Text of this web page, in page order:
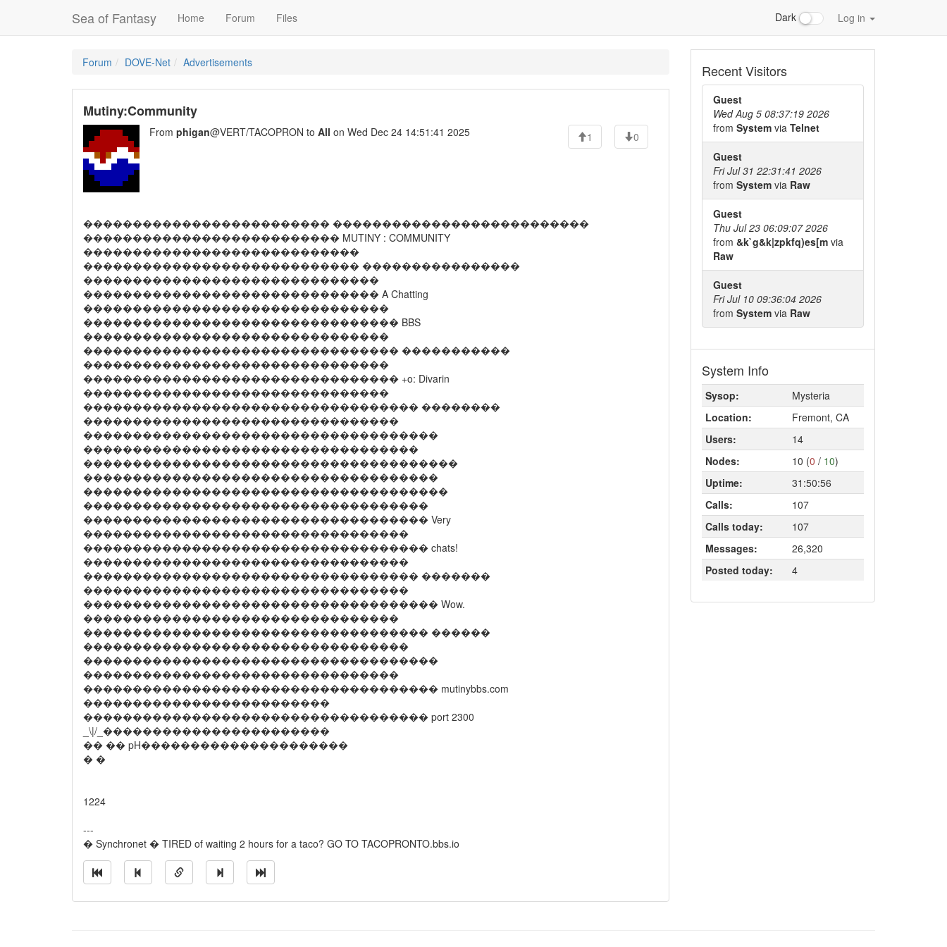
Sea of Fantasy Home Forum Files Dark Log in
Forum DOVE-Net Advertisements
Mutiny:Community
From phigan@VERT/TACOPRON to All on Wed Dec 24 14:51:41 2025 1 0
������������������������� ��������������������������
�������������������������� MUTINY : COMMUNITY
����������������������������
���������������������������� ����������������
������������������������������
������������������������������ A Chatting
�������������������������������
�������������������������������� BBS
�������������������������������
�������������������������������� �����������
�������������������������������
�������������������������������� +o: Divarin
�������������������������������
���������������������������������� ��������
��������������������������������
������������������������������������
����������������������������������
��������������������������������������
������������������������������������
�������������������������������������
�����������������������������������
����������������������������������� Very
���������������������������������
����������������������������������� chats!
���������������������������������
���������������������������������� �������
���������������������������������
������������������������������������ Wow.
��������������������������������
����������������������������������� ������
���������������������������������
������������������������������������
��������������������������������
������������������������������������ mutinybbs.com
�������������������������
����������������������������������� port 2300
_\|/_�����������������������
�� �� pH���������������������
� �
1224
---
� Synchronet � TIRED of waiting 2 hours for a taco? GO TO TACOPRONTO.bbs.io
Recent Visitors
Guest
Wed Aug 5 08:37:19 2026
from System via Telnet
Guest
Fri Jul 31 22:31:41 2026
from System via Raw
Guest
Thu Jul 23 06:09:07 2026
from &k`g&k|zpkfq)es[m via
Raw
Guest
Fri Jul 10 09:36:04 2026
from System via Raw
System Info
Sysop:
Mysteria
Location:
Fremont, CA
Users:
14
Nodes:
10 (0 / 10)
Uptime:
31:50:56
Calls:
107
Calls today:
107
Messages:
26,320
Posted today:
4